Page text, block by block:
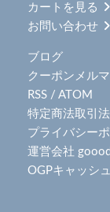
カートを見る
お問い合わせ
ブログ
クーポンメル
RSS / ATOM
特定商法取引
プライバシー
運営会社
OGPキャッシ